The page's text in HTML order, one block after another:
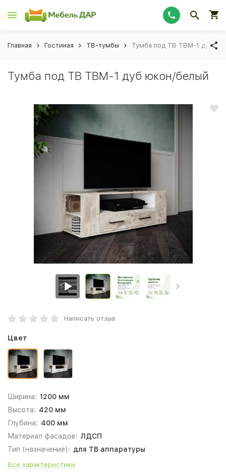
Главная Гостиная ТВ-тумбы Тумба под ТВ ТВМ-1 дуб
Тумба под ТВ ТВМ-1 дуб юкон/белый
Написать отзыв
Цвет
Ширина: 1200 мм
Высота: 420 мм
Глубина: 400 мм
Материал фасадов: ЛДСП
Тип (назначение): для ТВ аппаратуры
Все характеристики